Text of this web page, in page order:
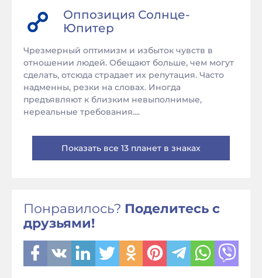
Оппозиция Солнце-
Юпитер
Чрезмерный оптимизм и избыток чувств в
отношении людей. Обещают больше, чем могут
сделать, отсюда страдает их репутация. Часто
надменны, резки на словах. Иногда
предъявляют к близким невыполнимые,
нереальные требования....
Показать все 13 планет в знаках
Понравилось? Поделитесь с
друзьями!